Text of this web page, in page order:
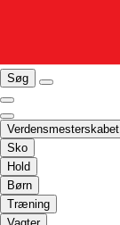
Søg
Sko
Hold
Børn
Træning